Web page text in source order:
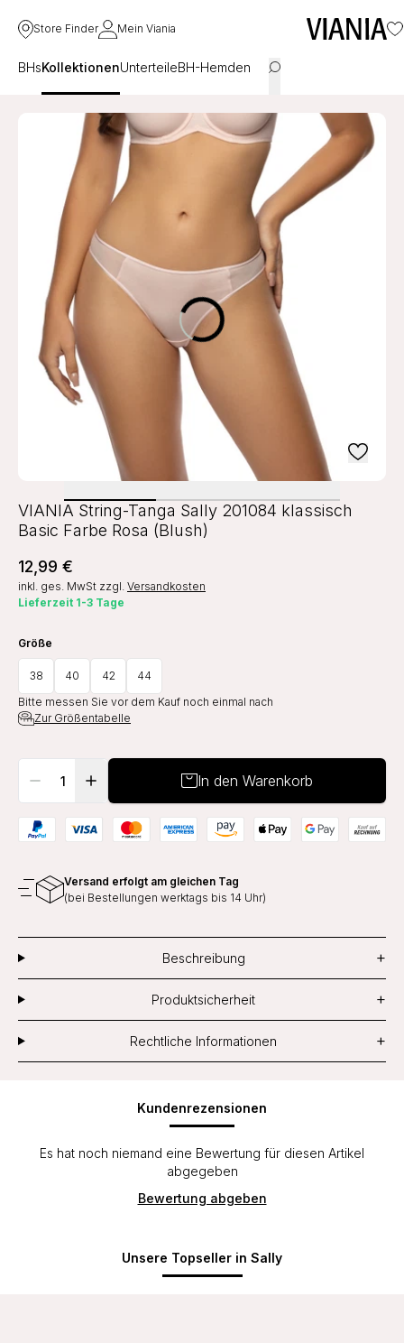
Store Finder Mein Viania
BHsKollektionenUnterteileBH-Hemden
VIANIA String-Tanga Sally 201084 klassisch
Basic Farbe Rosa (Blush)
12,99 €
inkl. ges. MwSt zzgl. Versandkosten
Lieferzeit 1-3 Tage
Größe
38 40 42
44
Bitte messen Sie vor dem Kauf noch einmal nach
Zur Größentabelle
In den Warenkorb
Versand erfolgt am gleichen Tag
(bei Bestellungen werktags bis 14 Uhr)
Beschreibung +
Produktsicherheit +
Rechtliche Informationen +
Kundenrezensionen
Es hat noch niemand eine Bewertung für diesen Artikel
abgegeben
Bewertung abgeben
Unsere Topseller in Sally